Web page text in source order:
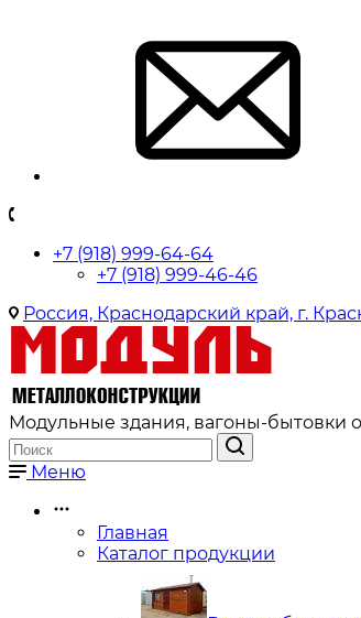
+7 (918) 999-64-64
+7 (918) 999-46-46
Россия, Краснодарский край, г.
Модульные здания, вагоны-бытовки
Меню
Главная
Каталог продукции